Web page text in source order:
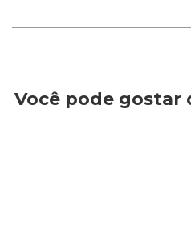
Você pode gostar